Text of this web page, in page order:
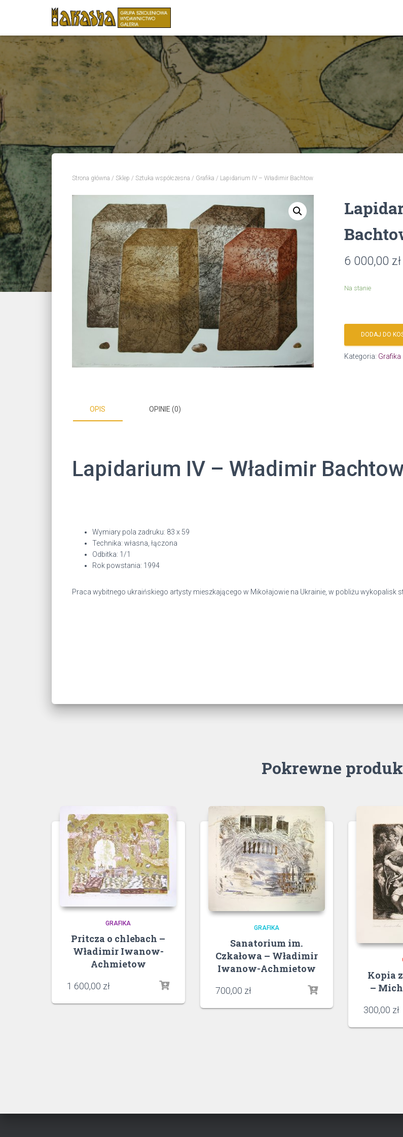
Strona główna / Sklep / Sztuka współczesna / Grafika / Lapidarium IV – Władimir Bachtow
6 000,00 zł
Na stanie
DODAJ DO
Kategoria: Grafika
OPIS OPINIE (0)
Lapidarium IV – Władimir
Wymiary pola zadruku: 83 x 59
Technika: własna, łączona
Odbitka: 1/1
Rok powstania: 1994
Praca wybitnego ukraińskiego artysty mieszkającego w Mikołajowie na Ukrainie, w pobliżu wykopalisk
Pokrewne
GRAFIKA
Pritcza o chlebach –
Władimir Iwanow-
Achmietow
1 600,00 zł
GRAFIKA
Sanatorium im.
Czkałowa – Władimir
Iwanow-Achmietow
700,00 zł
Kopia
–
300,00 zł